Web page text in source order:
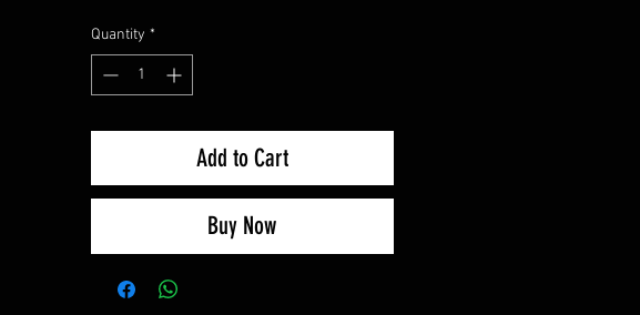
Quantity *
Add to Cart
Buy Now